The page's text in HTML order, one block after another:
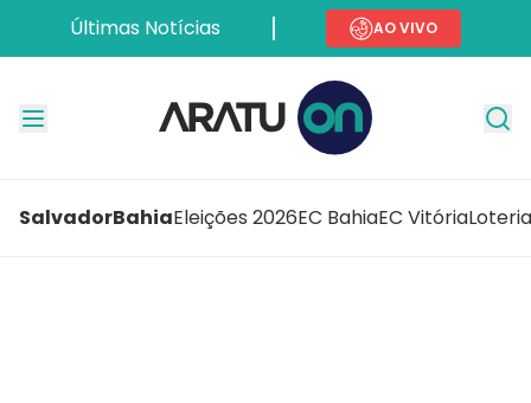
Últimas Notícias AO VIVO
SalvadorBahiaEleições 2026EC BahiaEC Vitória